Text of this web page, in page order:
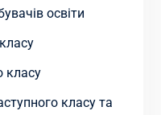
освіти
класу
класу та